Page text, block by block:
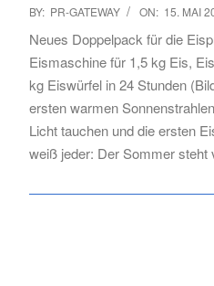
2024-
05-
15
BY: PR-GATEWAY ON: 15. MAI
Neues Doppelpack für die
Eismaschine für 1,5 kg Eis,
kg Eiswürfel in 24 Stunden
ersten warmen
Licht tauchen und die ersten
weiß jeder: Der Sommer steht